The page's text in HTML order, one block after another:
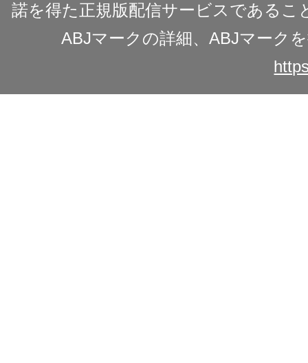
諾を得た正規版配信サービスであるこ
ABJマークの詳細、ABJマーク